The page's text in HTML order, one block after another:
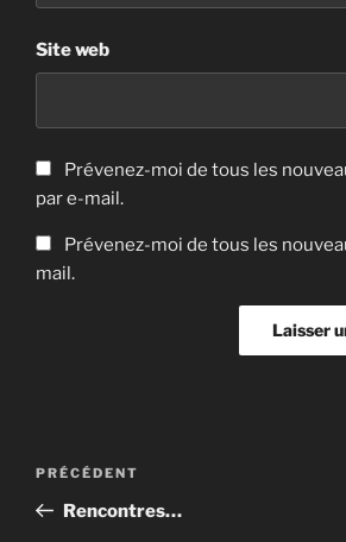
Site web
Prévenez-moi de tous les
par e-mail.
Prévenez-moi de tous les
mail.
Navigation
l’article
Article
précédent
PRÉCÉDENT
Rencontres…